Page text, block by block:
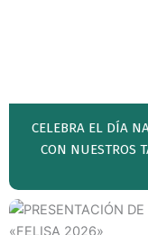
CELEBRA EL DÍA
CON NUESTROS